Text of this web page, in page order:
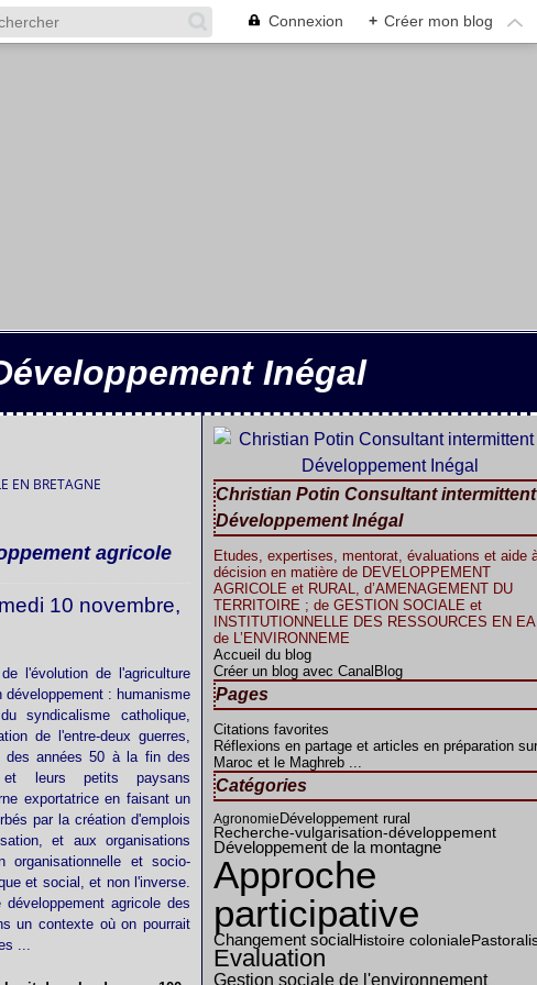
Connexion + Créer mon blog
Inégal
EN BRETAGNE
agricole
10 novembre,
l'évolution de l'agriculture
développement : humanisme
syndicalisme catholique,
de l'entre-deux guerres,
des années 50 à la fin des
leurs petits paysans
exportatrice en faisant un
par la création d'emplois
et aux organisations
et socio-
et social, et non l'inverse.
agricole des
un contexte où on pourrait
...
Christian Potin Consultant
Développement Inégal
Etudes, expertises, mentorat, évaluations et aide
décision en matière de DEVELOPPEMENT
AGRICOLE et RURAL, d’AMENAGEMENT DU
TERRITOIRE ; de GESTION SOCIALE et
INSTITUTIONNELLE DES RESSOURCES EN
de L’ENVIRONNEME
Accueil du blog
Créer un blog avec CanalBlog
Pages
Citations favorites
Réflexions en partage et articles en préparation
Maroc et le Maghreb ...
Catégories
Agronomie Développement rural
Recherche-vulgarisation-développement
Développement de la montagne
Approche
participative
Changement social Histoire coloniale
Evaluation
Gestion sociale de l'environnement